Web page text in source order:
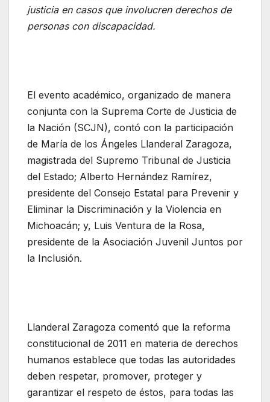
justicia en casos que involucren derechos de
personas con discapacidad.
El evento académico, organizado de manera
conjunta con la Suprema Corte de Justicia de
la Nación (SCJN), contó con la participación
de María de los Ángeles Llanderal Zaragoza,
magistrada del Supremo Tribunal de Justicia
del Estado; Alberto Hernández Ramírez,
presidente del Consejo Estatal para Prevenir y
Eliminar la Discriminación y la Violencia en
Michoacán; y, Luis Ventura de la Rosa,
presidente de la Asociación Juvenil Juntos por
la Inclusión.
Llanderal Zaragoza comentó que la reforma
constitucional de 2011 en materia de derechos
humanos establece que todas las autoridades
deben respetar, promover, proteger y
garantizar el respeto de éstos, para todas las